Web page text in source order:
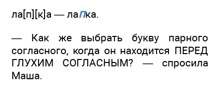
ла[п][к]а — лапка.
— Как же выбрать букву парного
согласного, когда он находится ПЕРЕД
ГЛУХИМ СОГЛАСНЫМ? — спросила
Маша.